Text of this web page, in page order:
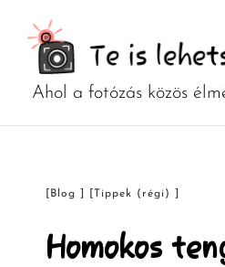
[Blog ] [Tippek (régi) ]
Homokos